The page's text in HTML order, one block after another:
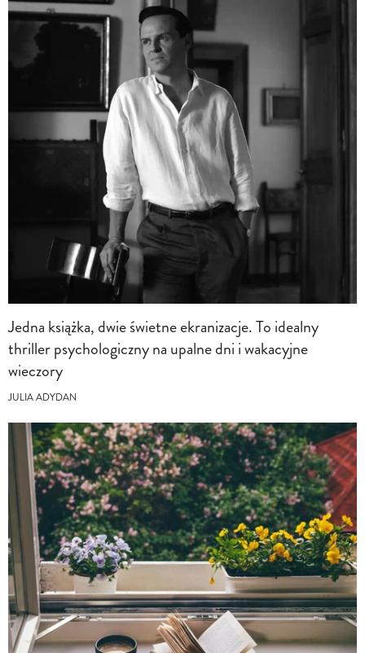
Jedna książka, dwie świetne ekranizacje. To idealny
thriller psychologiczny na upalne dni i wakacyjne
wieczory
JULIA ADYDAN